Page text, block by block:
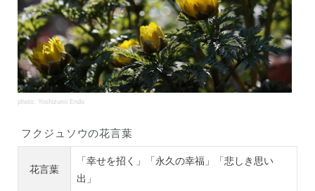
photo: Yoshizumi Endo
フクジュソウの花言葉
花言葉
「幸せを招く」「永久の幸福」「悲しき思い
出」